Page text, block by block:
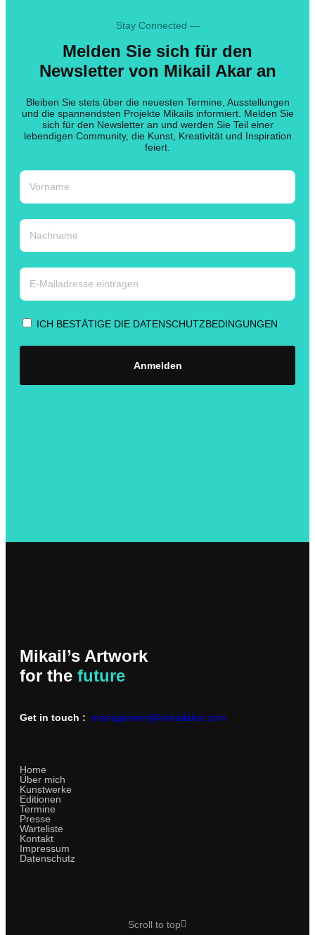
Stay Connected —
Melden Sie sich für den
Newsletter von Mikail Akar an
Bleiben Sie stets über die neuesten Termine, Ausstellungen
und die spannendsten Projekte Mikails informiert. Melden Sie
sich für den Newsletter an und werden Sie Teil einer
lebendigen Community, die Kunst, Kreativität und Inspiration
feiert.
ICH BESTÄTIGE DIE DATENSCHUTZBEDINGUNGEN
Anmelden
Mikail’s Artwork
for the future
Get in touch : management@mikailakar.com
Home
Über mich
Kunstwerke
Editionen
Termine
Presse
Warteliste
Kontakt
Impressum
Datenschutz
Scroll to top